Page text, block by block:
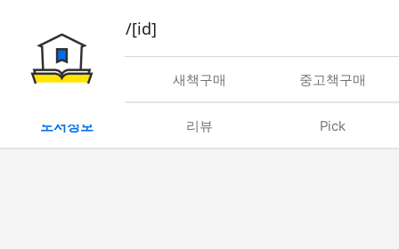
book/rent/[id]
대여 새책구매 중고책구매
도서정보 리뷰 Pick